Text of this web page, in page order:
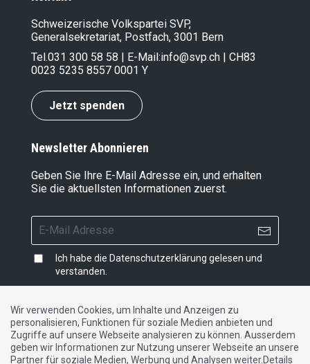
Schweizerische Volkspartei SVP,
Generalsekretariat, Postfach, 3001 Bern
Tel.031 300 58 58 | E-Mail:info@svp.ch | CH83
0023 5235 8557 0001 Y
Jetzt spenden
Newsletter Abonnieren
Geben Sie Ihre E-Mail Adresse ein, und erhalten
Sie die aktuellsten Informationen zuerst.
Ich habe die Datenschutzerklärung gelesen und
verstanden.
Impressum|Datenschutzerklärung|Kontakt
Wir verwenden Cookies, um Inhalte und Anzeigen zu
personalisieren, Funktionen für soziale Medien anbieten und
Zugriffe auf unsere Webseite analysieren zu können. Ausserdem
geben wir Informationen zur Nutzung unserer Webseite an unsere
Partner für soziale Medien, Werbung und Analysen weiter.Details